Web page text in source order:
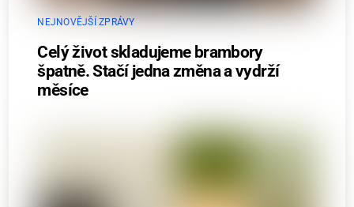
NEJNOVĚJŠÍ ZPRÁVY
Celý život skladujeme brambory
špatně. Stačí jedna změna a vydrží
měsíce